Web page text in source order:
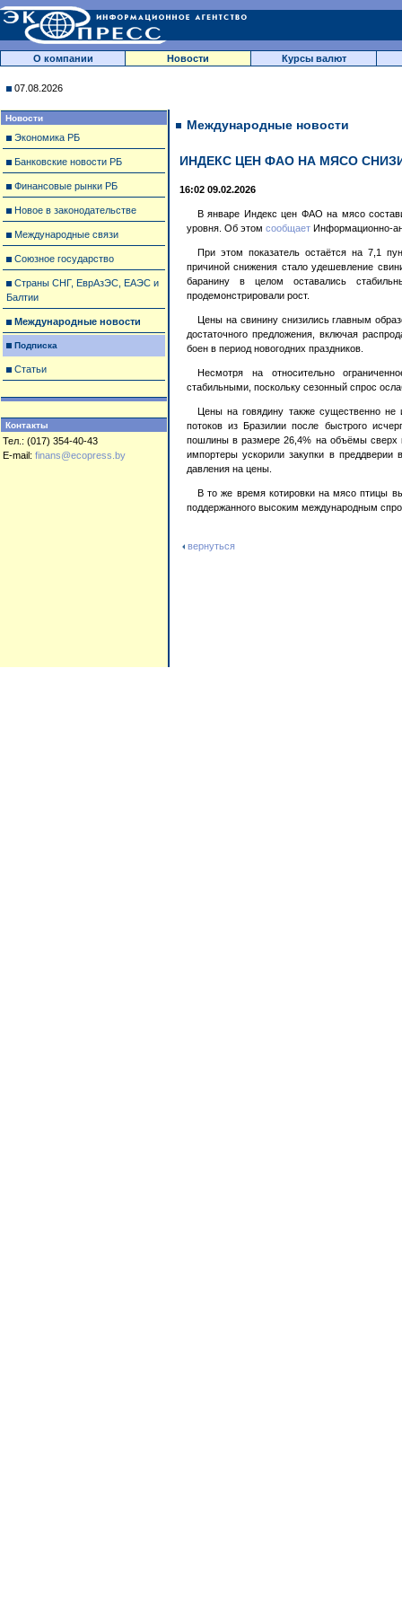
О компании Новости Курсы валют
07.08.2026
Новости
Экономика РБ
Банковские новости РБ
Финансовые рынки РБ
Новое в законодательстве
Международные связи
Союзное государство
Страны СНГ, ЕврАзЭС, ЕАЭС и
Балтии
Международные новости
Подписка
Статьи
Контакты
Тел.: (017) 354-40-43
E-mail: finans@ecopress.by
Международные новости
ИНДЕКС ЦЕН ФАО НА МЯСО
16:02 09.02.2026
В январе Индекс цен ФАО на мясо
уровня. Об этом сообщает Информационно-
При этом показатель остаётся на 7,1
причиной снижения стало удешевление
баранину в целом оставались
продемонстрировали рост.
Цены на свинину снизились главным
достаточного предложения, включая
боен в период новогодних праздников.
Несмотря на относительно
стабильными, поскольку сезонный спрос
Цены на говядину также существенно не
потоков из Бразилии после быстрого
пошлины в размере 26,4% на объёмы сверх
импортеры ускорили закупки в преддверии
давления на цены.
В то же время котировки на мясо птицы
поддержанного высоким международным
вернуться